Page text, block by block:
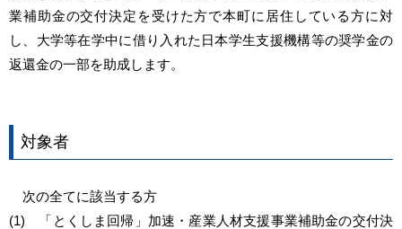
業補助金の交付決定を受けた方で本町に居住している方に対
し、大学等在学中に借り入れた日本学生支援機構等の奨学金の
返還金の一部を助成します。
対象者
次の全てに該当する方
(1) 「とくしま回帰」加速・産業人材支援事業補助金の交付決